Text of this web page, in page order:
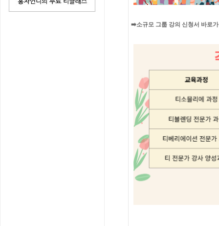
➡️소규모 그룹 강의 신청서 바로